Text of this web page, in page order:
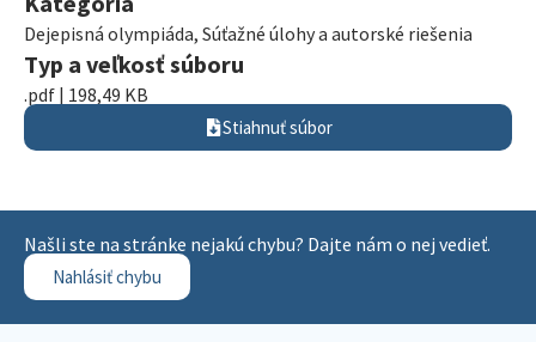
Dejepisná olympiáda, Súťažné úlohy a autorské riešenia
Typ a veľkosť súboru
.pdf | 198,49 KB
Stiahnuť súbor
Našli ste na stránke nejakú chybu? Dajte nám o nej vedieť.
Nahlásiť chybu